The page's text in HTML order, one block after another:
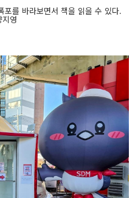
를 바라보면서 책을 읽을 수 있다.
영